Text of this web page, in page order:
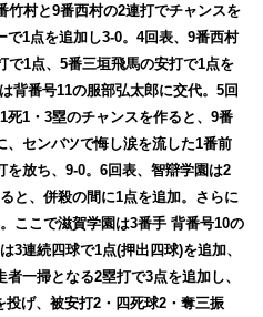
竹村と9番西村の2連打でチャンスを
1点を追加し3-0。4回表、9番西村
で1点、5番三垣飛馬の安打で1点を
背番号11の服部弘太郎に交代。5回
1・3塁のチャンスを作ると、9番
、センバツで悔し涙を流した1番前
を放ち、9-0。6回表、智辯学園は2
と、併殺の間に1点を追加。さらに
ここで滋賀学園は3番手 背番号10の
3連続四球で1点(押出四球)を追加、
一掃となる2塁打で3点を追加し、
げ、被安打2・四死球2・奪三振